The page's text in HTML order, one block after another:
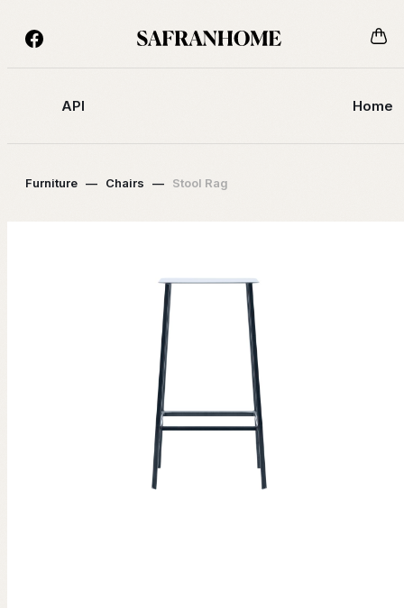
API Home
Furniture — Chairs — Stool Rag